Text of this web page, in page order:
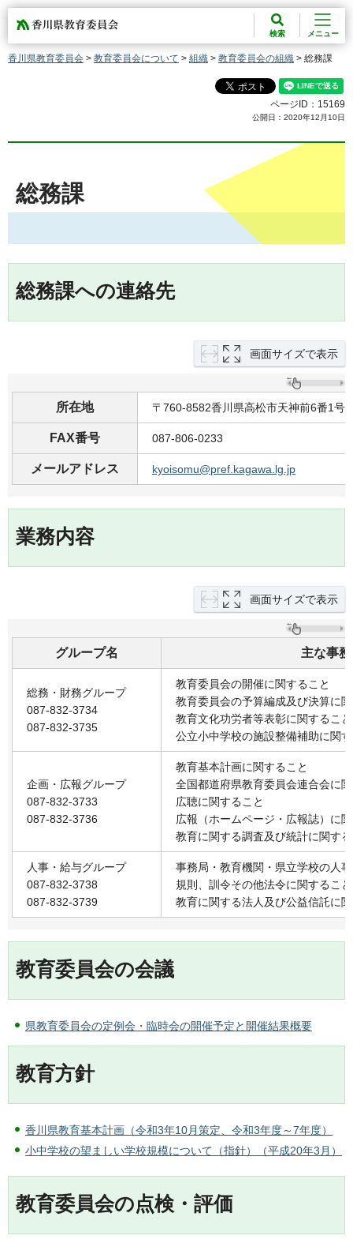
香川県教育委員会
検索 メニュー
香川県教育委員会 > 教育委員会について > 組織 > 教育委員会の組織 > 総務課
ページID：15169
公開日：2020年12月10日
総務課
総務課への連絡先
画面サイズで表示
所在地 〒760-8582香川県高松市天神前6番1号
FAX番号 087-806-0233
メールアドレス kyoisomu@pref.kagawa.lg.jp
業務内容
画面サイズで表示
グループ名 主な事
総務・財務グループ
087-832-3734
087-832-3735
教育委員会の開催に関すること
教育委員会の予算編成及び決算に
教育文化功労者等表彰に関すること
公立小中学校の施設整備補助に関
企画・広報グループ
087-832-3733
087-832-3736
教育基本計画に関すること
全国都道府県教育委員会連合会に
広聴に関すること
広報（ホームページ・広報誌）に
教育に関する調査及び統計に関す
人事・給与グループ
087-832-3738
087-832-3739
事務局・教育機関・県立学校の人
規則、訓令その他法令に関すること
教育に関する法人及び公益信託に
教育委員会の会議
県教育委員会の定例会・臨時会の開催予定と開催結果概要
教育方針
香川県教育基本計画（令和3年10月策定、令和3年度～7年度）
小中学校の望ましい学校規模について（指針）（平成20年3月）
教育委員会の点検・評価